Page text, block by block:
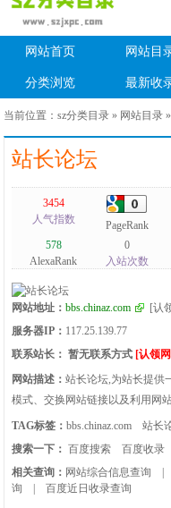
网站首页 网站目
分类浏览 最新收
当前位置：sz分类目录 » 网站目录 »
站长论坛
3454
人气指数
PageRank
578
AlexaRank
0
入站次数
网站地址：bbs.chinaz.com [认
服务器IP： 117.25.139.77
联系站长： 暂无联系方式 [认领
网站描述：站长论坛,为站长提供
模式、交换网站链接以及利用网
TAG标签：bbs.chinaz.com
站长
搜索一下： 百度搜索 百度收录
相关查询： 网站综合信息查询
询
|百度近日收录查询